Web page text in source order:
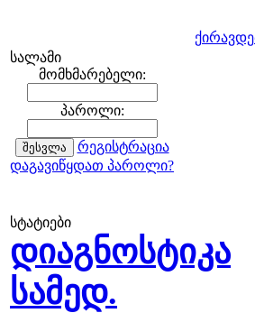
სალამი
მომხმარებელი:
პაროლი:
რეგისტრაცია
დაგავიწყდათ პაროლი?
სტატიები
დიაგნოსტიკა
სამედ.